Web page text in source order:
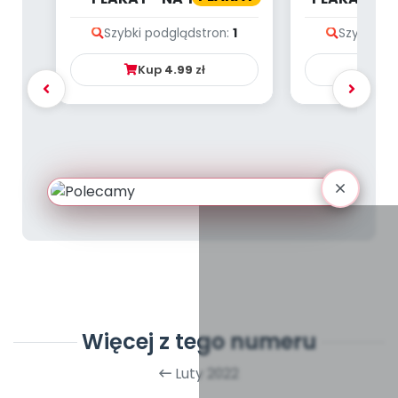
Szybki podglądstron: 1
Kup 4.99 zł
Szybki
Więcej z tego numeru
Luty 2022